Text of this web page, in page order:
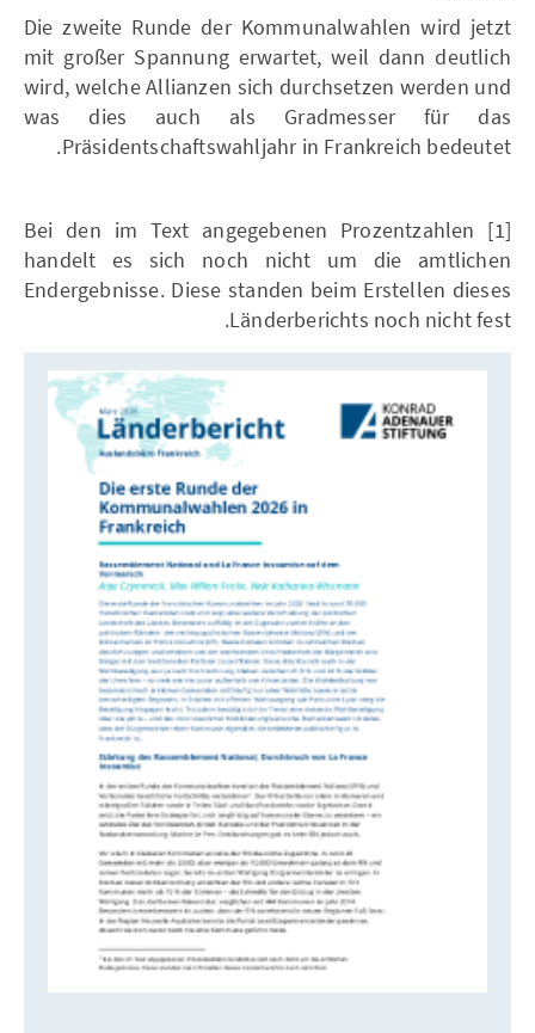
Die zweite Runde der Kommunalwahlen wird jetzt
mit großer Spannung erwartet, weil dann deutlich
wird, welche Allianzen sich durchsetzen werden und
was dies auch als Gradmesser für das
Präsidentschaftswahljahr in Frankreich bedeutet.
[1] Bei den im Text angegebenen Prozentzahlen
handelt es sich noch nicht um die amtlichen
Endergebnisse. Diese standen beim Erstellen dieses
Länderberichts noch nicht fest.